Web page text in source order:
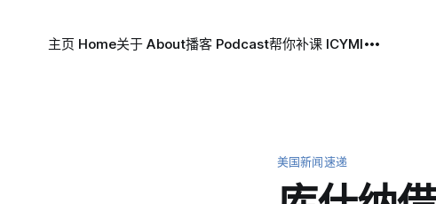
主页 Home关于 About播客 Podcast帮你补课 ICYMI
美国新闻速递